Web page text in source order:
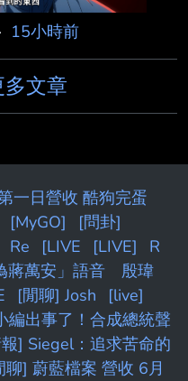
15小時前
文章
一日營收 酷狗完蛋
[MyGO]
[問卦]
Re [LIVE [LIVE]
R
蔣萬安」語音 殷瑋
[閒聊] Josh
[live]
編出事了！合成總統聲
] Siegel：追求苦命的
聊] 蔚藍檔案 營收 6月